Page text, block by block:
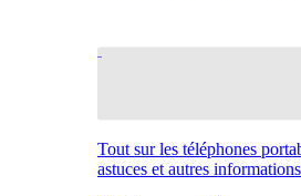
Tout sur les téléphones
astuces et autres